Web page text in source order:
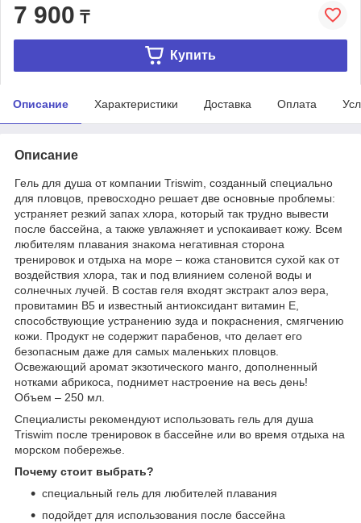
7 900 ₸
Купить
Описание Характеристики Доставка Оплата
Описание
Гель для душа от компании Triswim, созданный специально
для пловцов, превосходно решает две основные проблемы:
устраняет резкий запах хлора, который так трудно вывести
после бассейна, а также увлажняет и успокаивает кожу. Всем
любителям плавания знакома негативная сторона
тренировок и отдыха на море – кожа становится сухой как от
воздействия хлора, так и под влиянием соленой воды и
солнечных лучей. В состав геля входят экстракт алоэ вера,
провитамин В5 и известный антиоксидант витамин Е,
способствующие устранению зуда и покраснения, смягчению
кожи. Продукт не содержит парабенов, что делает его
безопасным даже для самых маленьких пловцов.
Освежающий аромат экзотического манго, дополненный
нотками абрикоса, поднимет настроение на весь день!
Объем – 250 мл.
Специалисты рекомендуют использовать гель для душа
Triswim после тренировок в бассейне или во время отдыха на
морском побережье.
Почему стоит выбрать?
специальный гель для любителей плавания
подойдет для использования после бассейна